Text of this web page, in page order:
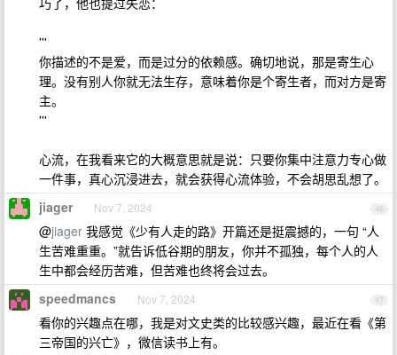
'''
你描述的不是爱，而是过分的依赖感。确切地说，那是寄生心
理。没有别人你就无法生存，意味着你是个寄生者，而对方是寄
主。
'''
心流，在我看来它的大概意思就是说：只要你集中注意力专心做
一件事，真心沉浸进去，就会获得心流体验，不会胡思乱想了。
46
jiager Nov 7, 2024
@jiager 我感觉《少有人走的路》开篇还是挺震撼的，一句 “人
生苦难重重。”就告诉低谷期的朋友，你并不孤独，每个人的人
生中都会经历苦难，但苦难也终将会过去。
47
speedmancs Nov 7, 2024
看你的兴趣点在哪，我是对文史类的比较感兴趣，最近在看《第
三帝国的兴亡》，微信读书上有。